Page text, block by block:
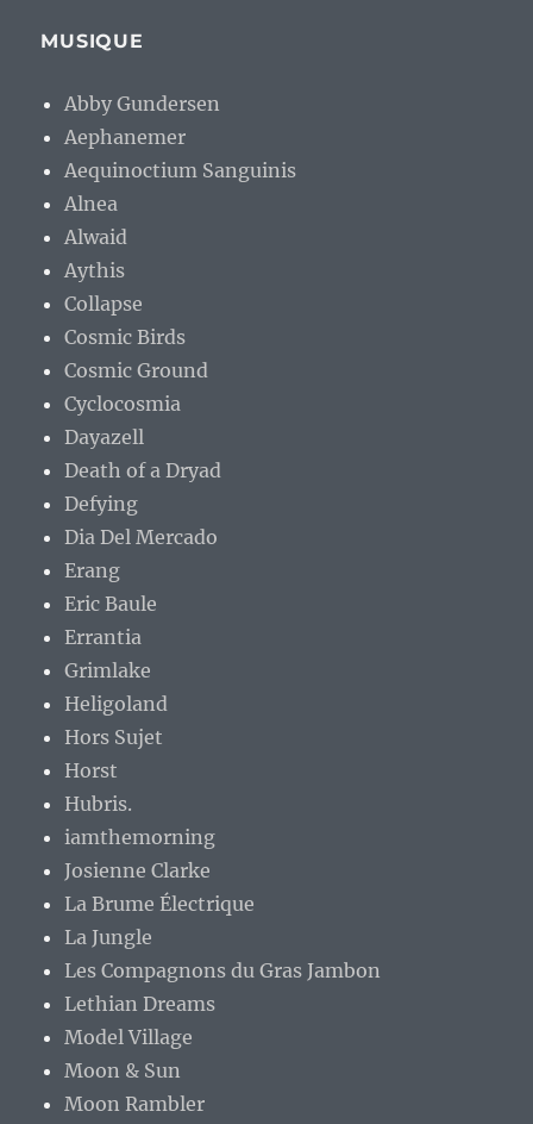
MUSIQUE
Abby Gundersen
Aephanemer
Aequinoctium Sanguinis
Alnea
Alwaid
Aythis
Collapse
Cosmic Birds
Cosmic Ground
Cyclocosmia
Dayazell
Death of a Dryad
Defying
Dia Del Mercado
Erang
Eric Baule
Errantia
Grimlake
Heligoland
Hors Sujet
Horst
Hubris.
iamthemorning
Josienne Clarke
La Brume Électrique
La Jungle
Les Compagnons du Gras Jambon
Lethian Dreams
Model Village
Moon & Sun
Moon Rambler